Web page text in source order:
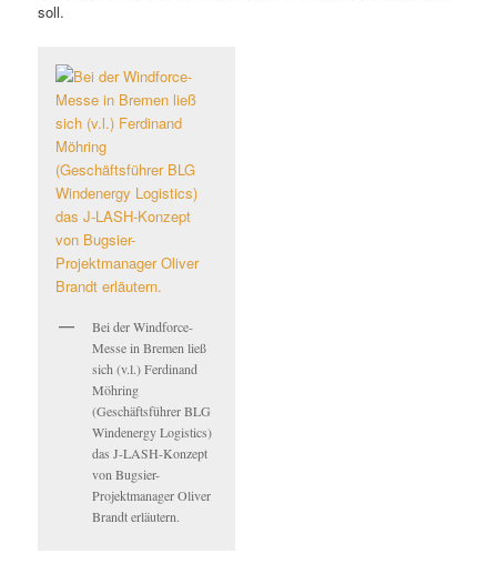
soll.
Bei der Windforce-
Messe in Bremen ließ
sich (v.l.) Ferdinand
Möhring
(Geschäftsführer BLG
Windenergy Logistics)
das J-LASH-Konzept
von Bugsier-
Projektmanager Oliver
Brandt erläutern.